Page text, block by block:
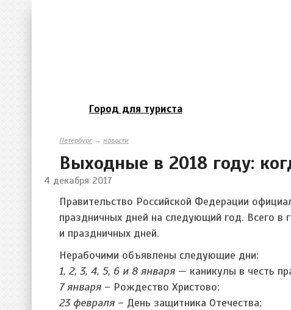
Город для туриста
Петербург→ новости
Выходные в 2018 году:
4 декабря 2017
Правительство Российской Федерации
праздничных дней на следующий год. Всего
и праздничных дней.
Нерабочими объявлены следующие дни:
1, 2, 3, 4, 5, 6 и 8 января — каникулы в честь
7 января – Рождество Христово;
23 февраля – День защитника Отечества;